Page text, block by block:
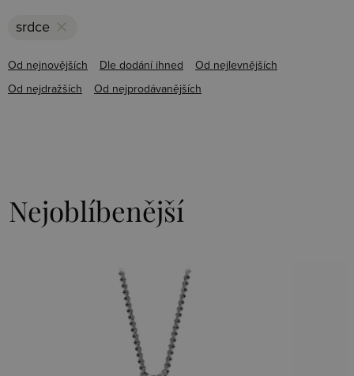
srdce clear
Od nejnovějších Dle dodání ihned Od nejlevnějších
Od nejdražších Od nejprodávanějších
Nejoblíbenější